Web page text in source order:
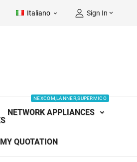
Italiano  Sign In 
NETWORK APPLIANCES
NEXCOM,LANNER,SUPERMICO
MY QUOTATION